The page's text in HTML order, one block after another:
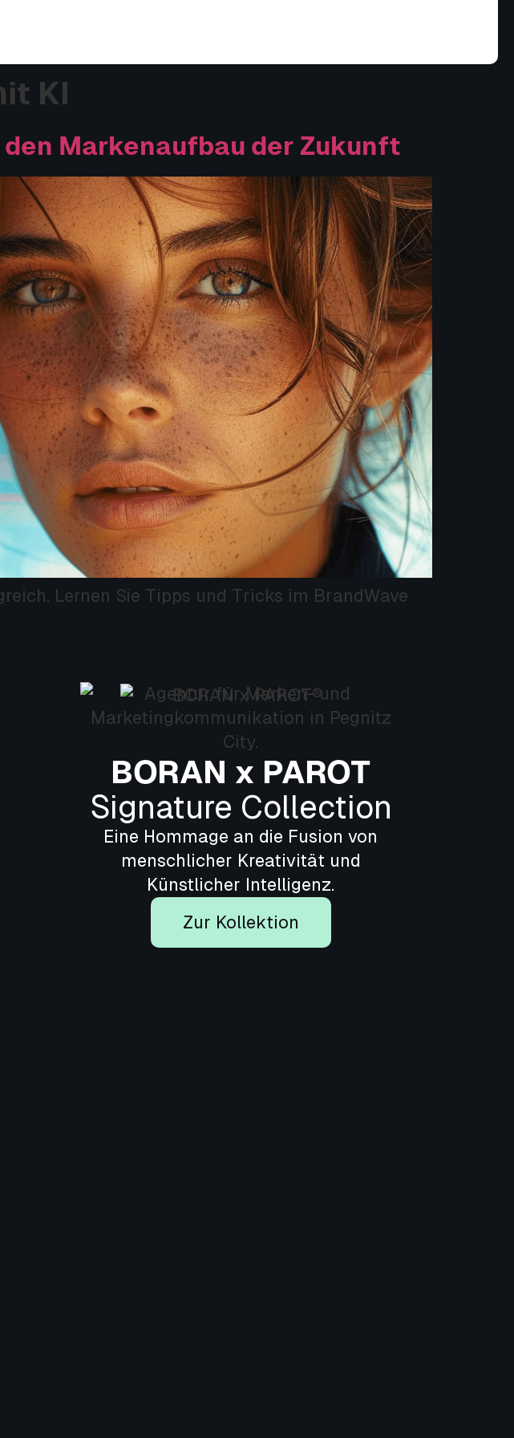
KI
Markenaufbau der Zukunft
Lernen Sie Tipps und Tricks im BrandWave
BORAN x PAROT
Signature Collection
Eine Hommage an die Fusion von
menschlicher Kreativität und
Künstlicher Intelligenz.
Zur Kollektion